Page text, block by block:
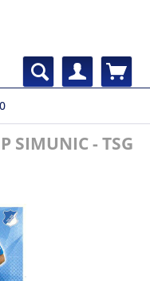
SIMUNIC - TSG